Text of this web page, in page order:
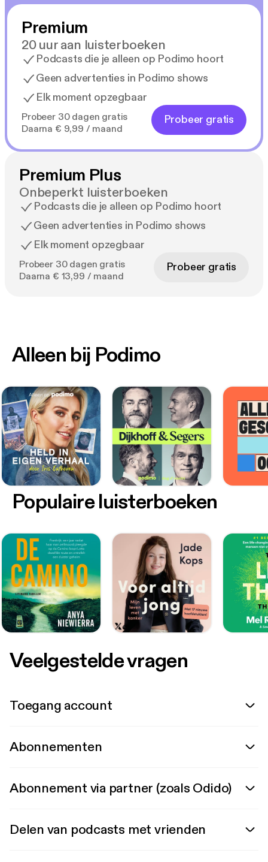
Premium
20 uur aan luisterboeken
Podcasts die je alleen op Podimo hoort
Geen advertenties in Podimo shows
Elk moment opzegbaar
Probeer 30 dagen gratis
Daarna € 9,99 / maand
Probeer gratis
Premium Plus
Onbeperkt luisterboeken
Podcasts die je alleen op Podimo hoort
Geen advertenties in Podimo shows
Elk moment opzegbaar
Probeer 30 dagen gratis
Daarna € 13,99 / maand
Probeer gratis
Alleen bij Podimo
Populaire luisterboeken
Veelgestelde vragen
Toegang account
Abonnementen
Abonnement via partner (zoals Odido)
Delen van podcasts met vrienden